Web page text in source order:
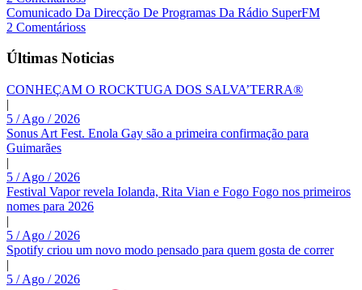
Comunicado Da Direcção De Programas Da Rádio SuperFM
2 Comentárioss
Últimas Noticias
CONHEÇAM O ROCKTUGA DOS SALVA’TERRA®
|
5 / Ago / 2026
Sonus Art Fest. Enola Gay são a primeira confirmação para
Guimarães
|
5 / Ago / 2026
Festival Vapor revela Iolanda, Rita Vian e Fogo Fogo nos primeiros
nomes para 2026
|
5 / Ago / 2026
Spotify criou um novo modo pensado para quem gosta de correr
|
5 / Ago / 2026